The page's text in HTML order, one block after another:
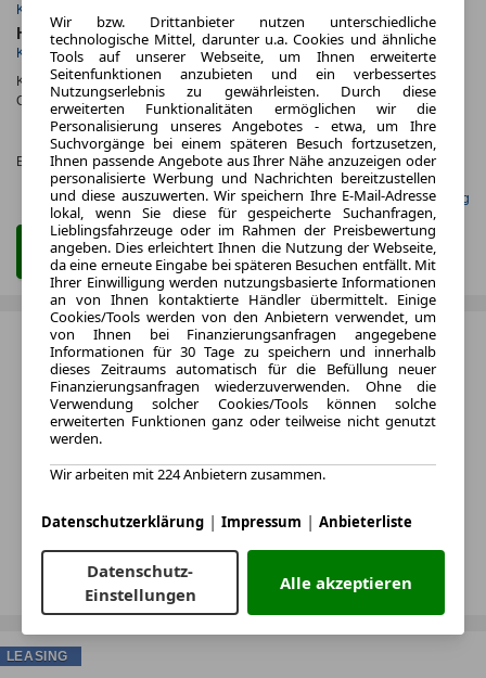
Kilometerstand
Hybrid
Kraftstoff
Kraftstoffverbr.¹: ca. 6,0 l/100km(komb.)
CO
-Emissionen*: ca. 135 g/km (komb.)
Effizienzklasse:
CO₂-
KLASSE
D (KOMB.)
Gefunden auf mobile.de Leasing
Zum Leasing Angebot
LEASING
Wir bzw. Drittanbieter nutzen unterschiedliche
technologische Mittel, darunter u.a. Cookies und ähnliche
Tools auf unserer Webseite, um Ihnen erweiterte
Seitenfunktionen anzubieten und ein verbessertes
Nutzungserlebnis zu gewährleisten. Durch diese
erweiterten Funktionalitäten ermöglichen wir die
Personalisierung unseres Angebotes - etwa, um Ihre
Suchvorgänge bei einem späteren Besuch fortzusetzen,
Ihnen passende Angebote aus Ihrer Nähe anzuzeigen oder
personalisierte Werbung und Nachrichten bereitzustellen
und diese auszuwerten. Wir speichern Ihre E-Mail-Adresse
lokal, wenn Sie diese für gespeicherte Suchanfragen,
Lieblingsfahrzeuge oder im Rahmen der Preisbewertung
angeben. Dies erleichtert Ihnen die Nutzung der Webseite,
da eine erneute Eingabe bei späteren Besuchen entfällt. Mit
Ihrer Einwilligung werden nutzungsbasierte Informationen
an von Ihnen kontaktierte Händler übermittelt. Einige
Cookies/Tools werden von den Anbietern verwendet, um
von Ihnen bei Finanzierungsanfragen angegebene
Informationen für 30 Tage zu speichern und innerhalb
dieses Zeitraums automatisch für die Befüllung neuer
Finanzierungsanfragen wiederzuverwenden. Ohne die
Verwendung solcher Cookies/Tools können solche
erweiterten Funktionen ganz oder teilweise nicht genutzt
werden.
Wir arbeiten mit 224 Anbietern zusammen.
Datenschutzerklärung | Impressum | Anbieterliste
Datenschutz-
Einstellungen
Alle akzeptieren